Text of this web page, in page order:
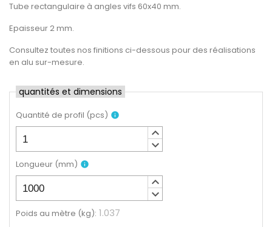
Tube rectangulaire à angles vifs 60x40 mm.
Epaisseur 2 mm.
Consultez toutes nos finitions ci-dessous pour des réalisations
en alu sur-mesure.
quantités et dimensions
Quantité de profil (pcs) info
keyboard_arrow_up
keyboard_arrow_down
Longueur (mm) info
keyboard_arrow_up
keyboard_arrow_down
Poids au mètre (kg): 1.037